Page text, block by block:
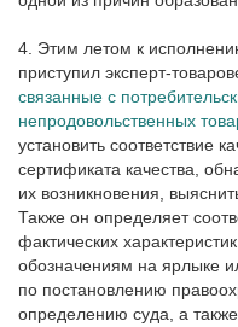
4. Этим летом к
приступил эксперт-
связанные с
непродовольственных
установить соответствие
сертификата качества,
их возникновения,
Также он определяет
фактических
обозначениям на ярлыке
по постановлению
определению суда, а